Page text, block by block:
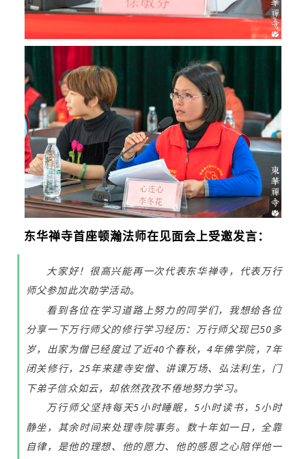
东华禅寺首座顿瀚法师在见面会上受邀发言：
大家好！很高兴能再一次代表东华禅寺，代表万行
师父参加此次助学活动。
看到各位在学习道路上努力的同学们，我想给各位
分享一下万行师父的修行学习经历：万行师父现已50多
岁，出家为僧已经度过了近40个春秋，4年佛学院，7年
闭关修行，25年来建寺安僧、讲课万场、弘法利生，门
下弟子信众如云，却依然孜孜不倦地努力学习。
万行师父坚持每天5小时睡眠，5小时读书，5小时
静坐，其余时间来处理寺院事务。数十年如一日，全靠
自律，是他的理想、他的愿力、他的感恩之心陪伴他一